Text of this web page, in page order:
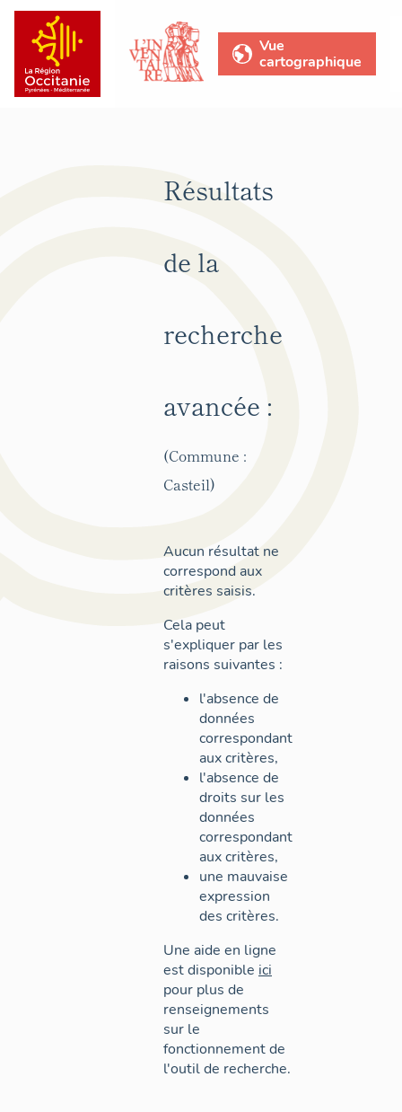
Vue
cartographique
Résultats
de la
recherche
avancée :
(Commune :
Casteil)
Aucun résultat ne
correspond aux
critères saisis.
Cela peut
s'expliquer par les
raisons suivantes :
l'absence de
données
correspondant
aux critères,
l'absence de
droits sur les
données
correspondant
aux critères,
une mauvaise
expression
des critères.
Une aide en ligne
est disponible ici
pour plus de
renseignements
sur le
fonctionnement de
l'outil de recherche.